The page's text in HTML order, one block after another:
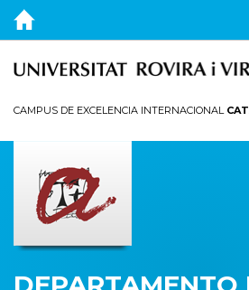
EL DEPARTAMENTO
INVESTIGACIÓN
PUBLICACIONES
TRANSFERENCIA
CAMPUS DE EXCELENCIA INTERNACIONAL